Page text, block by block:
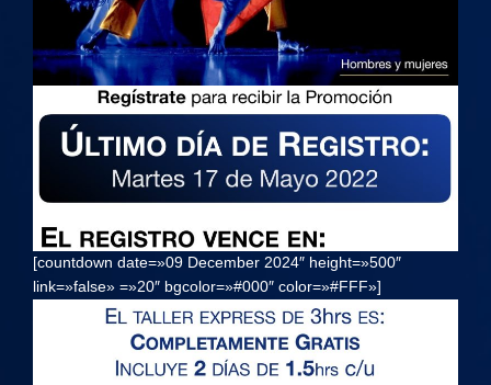
[countdown date=»09 December 2024″ height=»500″
link=»false» =»20″ bgcolor=»#000″ color=»#FFF»]